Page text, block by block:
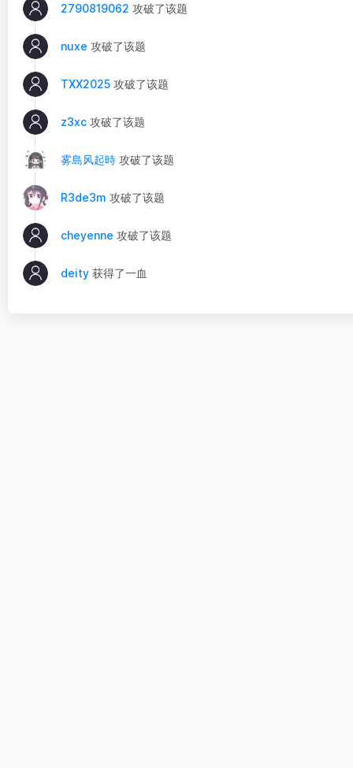
2790819062 攻破了该题
nuxe 攻破了该题
TXX2025 攻破了该题
z3xc 攻破了该题
雾島风起時 攻破了该题
R3de3m 攻破了该题
cheyenne 攻破了该题
deity 获得了一血